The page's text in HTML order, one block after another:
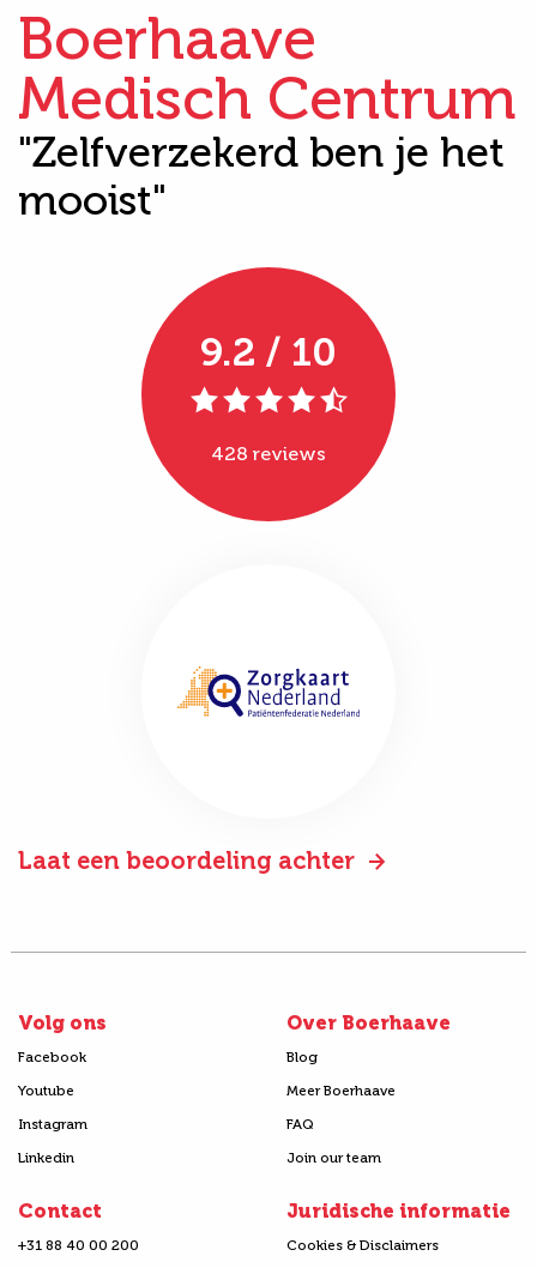
Boerhaave
Medisch Centrum
"Zelfverzekerd ben je het
mooist"
9.2 / 10
428 reviews
Laat een beoordeling achter
Volg ons
Facebook
Youtube
Instagram
Linkedin
Over Boerhaave
Blog
Meer Boerhaave
FAQ
Join our team
Contact
+31 88 40 00 200
Juridische informatie
Cookies & Disclaimers